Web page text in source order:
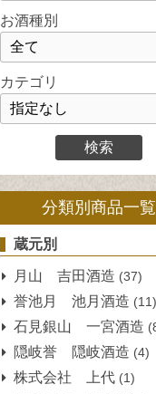
お酒種別
カテゴリ
分類別商品一覧
蔵元別
月山 吉田酒造 (37)
誉池月 池月酒造 (11)
石見銀山 一宮酒造
隠岐誉 隠岐酒造 (4)
株式会社 上代 (1)